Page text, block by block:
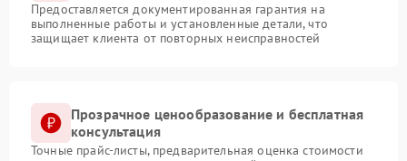
Предоставляется документированная гарантия на
выполненные работы и установленные детали, что
защищает клиента от повторных неисправностей
Прозрачное ценообразование и бесплатная
консультация
Точные прайс-листы, предварительная оценка стоимости